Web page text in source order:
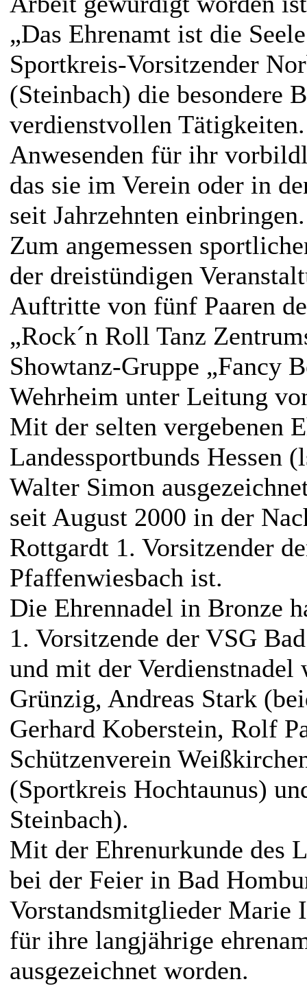
„Das Ehrenamt ist die
Sportkreis-Vorsitzender
(Steinbach) die besondere
verdienstvollen
Anwesenden für ihr
das sie im Verein oder in
seit Jahrzehnten einbringen.
Zum angemessen
der dreistündigen
Auftritte von fünf Paaren
„Rock´n Roll Tanz
Showtanz-Gruppe „Fancy
Wehrheim unter Leitung
Mit der selten vergebenen
Landessportbunds Hessen
Walter Simon
seit August 2000 in der
Rottgardt 1. Vorsitzender
Pfaffenwiesbach ist.
Die Ehrennadel in Bronze
1. Vorsitzende der VSG
und mit der Verdienstnadel
Grünzig, Andreas Stark
Gerhard Koberstein, Rolf
Schützenverein
(Sportkreis Hochtaunus)
Steinbach).
Mit der Ehrenurkunde des
bei der Feier in Bad
Vorstandsmitglieder Marie
für ihre langjährige
ausgezeichnet worden.